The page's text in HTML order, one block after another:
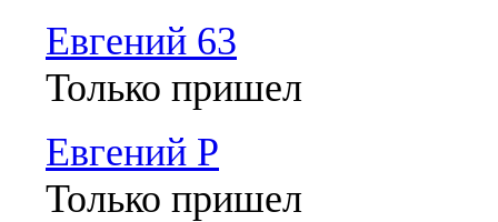
Евгений 63
Только пришел
Евгений Р
Только пришел